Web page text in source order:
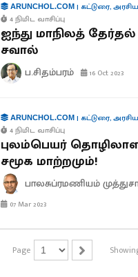
ARUNCHOL.COM| கட்டுரை,
4 நிமிட வாசிப்பு
ஐந்து மாநிலத்
சவால்
ப.சிதம்பரம் 16 Oct 2023
ARUNCHOL.COM| கட்டுரை,
4 நிமிட வாசிப்பு
புலம்பெயர்
சமூக மாற்றமும்!
பாலசுப்ரமணியம்
07 Mar 2023
Page